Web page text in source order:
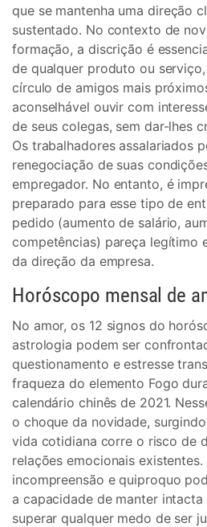
que se mantenha uma direção
sustentado. No contexto de
formação, a discrição é
de qualquer produto ou
círculo de amigos mais
aconselhável ouvir com
de seus colegas, sem dar-lhes
Os trabalhadores assalariados
renegociação de suas
empregador. No entanto, é
preparado para esse tipo de
pedido (aumento de salário,
competências) pareça legítimo
da direção da empresa.
Horóscopo mensal de
No amor, os 12 signos do
astrologia podem ser
questionamento e estresse
fraqueza do elemento Fogo
calendário chinês de 2021.
o choque da novidade,
vida cotidiana corre o risco de
relações emocionais
incompreensão e quiproquo
a capacidade de manter
superar qualquer medo de ser